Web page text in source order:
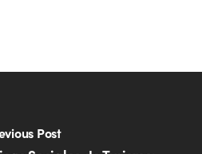
Post